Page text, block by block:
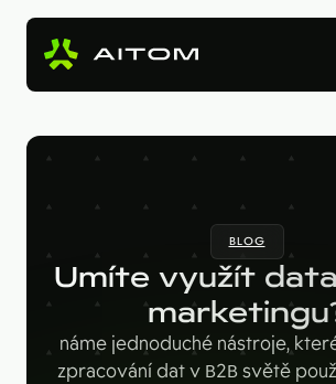
Vstupní studie
Tvorba webu a online
B2B marketing
AI Copy & SEO Booster
Soutěžní portál
Kariérní web
Pro koho
B2B firmy
Velké značky
Technologie
Hotjar
Naše práce
BLOG
Umíte využít
náme jednoduché nástroje,
zpracování dat v B2B světě